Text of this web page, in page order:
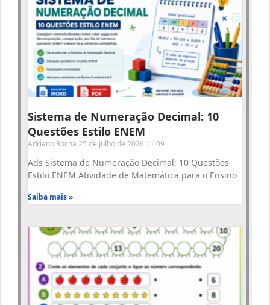
Sistema de Numeração Decimal: 10
Questões Estilo ENEM
Adriano Rocha 25 de julho de 2026 11:09
Ads Sistema de Numeração Decimal: 10 Questões
Estilo ENEM Atividade de Matemática para o Ensino
Saiba mais »